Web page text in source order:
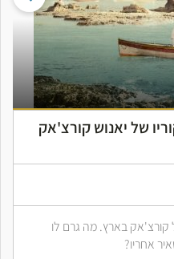
של יאנוש קורצ'אק
קורצ'אק בארץ. מה גרם לו
אחריו?